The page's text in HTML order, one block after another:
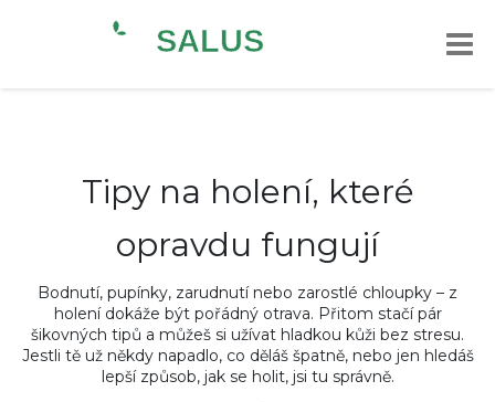
Tipy na holení, které
opravdu fungují
Bodnutí, pupínky, zarudnutí nebo zarostlé chloupky – z
holení dokáže být pořádný otrava. Přitom stačí pár
šikovných tipů a můžeš si užívat hladkou kůži bez stresu.
Jestli tě už někdy napadlo, co děláš špatně, nebo jen hledáš
lepší způsob, jak se holit, jsi tu správně.